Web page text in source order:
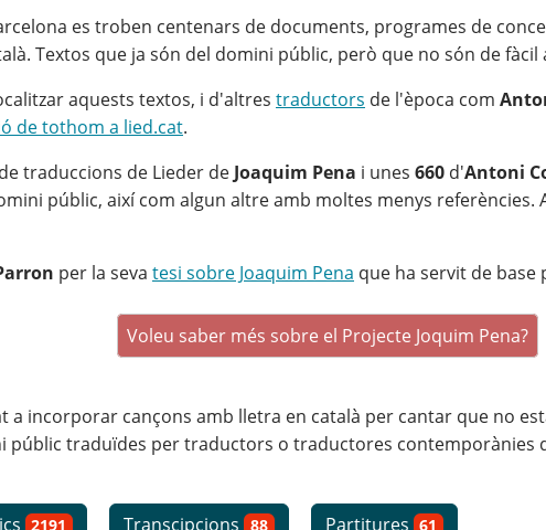
es troben centenars de documents, programes de
Textos que ja són del domini públic, però que no són de fàcil
aquests textos, i d'altres traductors de l'època com
de tothom a lied.cat.
traduccions de Lieder de Joaquim Pena i unes 660 d'Antoni
públic, així com algun altre amb moltes menys
per la seva tesi sobre Joaquim Pena que ha servit de
Voleu saber més sobre el Projecte Joquim Pena?
incorporar cançons amb lletra en català per cantar que no
públic traduïdes per traductors o traductores contemporànies
2191 Transcipcions 88 Partitures 61